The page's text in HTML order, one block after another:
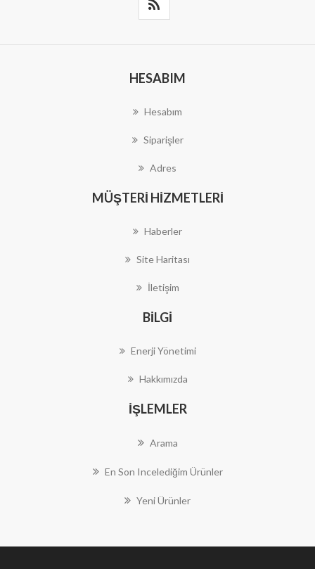
HESABIM
Hesabım
Siparişler
Adres
MÜŞTERI HIZMETLERI
Haberler
Site Haritası
İletişim
BILGI
Enerji Yönetimi
Hakkımızda
İŞLEMLER
Arama
En Son Incelediğim Ürünler
Yeni Ürünler